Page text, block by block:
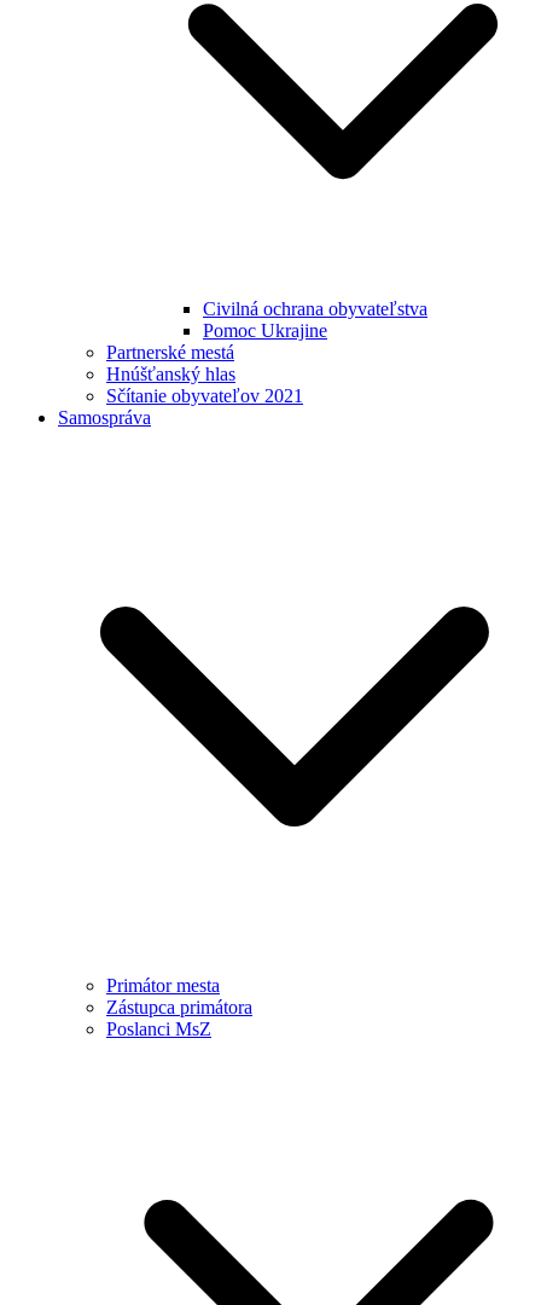
Civilná ochrana obyvateľstva
Pomoc Ukrajine
Partnerské mestá
Hnúšťanský hlas
Sčítanie obyvateľov 2021
Samospráva
Primátor mesta
Zástupca primátora
Poslanci MsZ